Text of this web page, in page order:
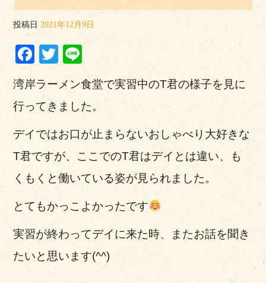
投稿日 2021年12月9日
Facebook
Twitter
湾岸ラーメン食堂で実習中のT君の様子を見に
行ってきました。
デイではお口が止まらないおしゃべり大好きな
T君ですが、ここでのT君はデイとは違い、も
くもくと働いている姿が見られました。
とてもかっこよかったです
実習が終わってデイに来た時、またお話を聞き
たいと思います(^^)